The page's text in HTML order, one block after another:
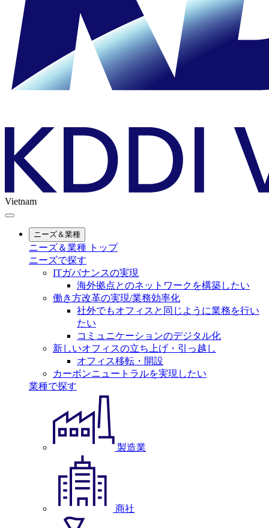
Vietnam
ニーズ＆業種
ニーズ＆業種 トップ
ニーズで探す
ITガバナンスの実現
海外拠点とのネットワークを構築したい
働き方改革の実現/業務効率化
社外でもオフィスと同じように業務を行い
たい
コミュニケーションのデジタル化
新しいオフィスの立ち上げ・引っ越し
オフィス移転・開設
カーボンニュートラルを実現したい
業種で探す
製造業
商社